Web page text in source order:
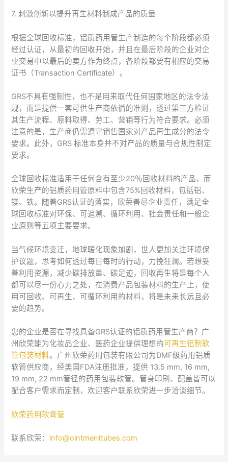
7. 刺激创新以提升再生材料制成产品的质量
根据全球回收标准，铝质药用管生产制造的每个阶段都必须
经过认证，从最初的回收开始，并且在最后阶段的企业对企
业交易中以最后的卖方作为终点，各阶段都要有相应的交易
证书（Transaction Certificate）。
GRS不具有强制性，也不是用来取代任何国家地区的法令法
规，而是提供一套可供生产商依循的准则，透过第三方检证
其生产流程、原料取得、劳工、营销等行为符合要求。必须
注意的是，生产商仍需遵守销售国家对产品再生成分的法令
要求。此外，GRS 标准本身并不对产品的质量与合规性制定
要求。
全球回收标准适用于任何含有至少20％回收材料的产品，而
欣荣生产的铝质药用管原料中包含75%回收材料，包括铝、
镁、铁。随着GRS认证的落实，欣荣善尽企业责任，满足全
球回收标准对环保、可追溯、循环利用、社会责任和一般企
业原则等五项主要要求。
当气候环境变迁，地球暖化现象加剧，世人更加关注环境保
护议题，思考如何透过每日每时的行动，力挽狂澜。若想妥
善利用资源，减少碳排放量、碳足迹，回收再生将是每个人
都可以尽一份心力之处，在消费产品包装材料的生产上，使
用可回收、可再生、可循环利用的材料，将是未来长远且必
要的趋势。
您的企业是否在寻找具备GRS认证的铝质药用管生产商？广
州欣荣能为化妆品企业、医药企业提供理想的可再生铝制软
管包装材料。广州欣荣药用包装有限公司为DMF级药用铝质
软管供应商，经美国FDA注册批准，提供 13.5 mm, 16 mm,
19 mm, 22 mm管径的药用包装软管。管身印刷、配盖皆可以
配合客户需求而定制，欢迎客户联系欣荣进一步洽谈细节。
欣荣药用软膏管
联系欣荣： info@ointmenttubes.com